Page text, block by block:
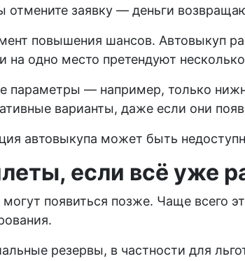
заявку — деньги
повышения шансов. Автовыкуп
на одно место претендуют
— например, только
варианты, даже если они
автовыкупа может быть
если всё уже
появиться позже. Чаще всего
резервы, в частности для